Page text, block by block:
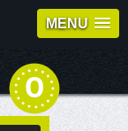
MENU
0